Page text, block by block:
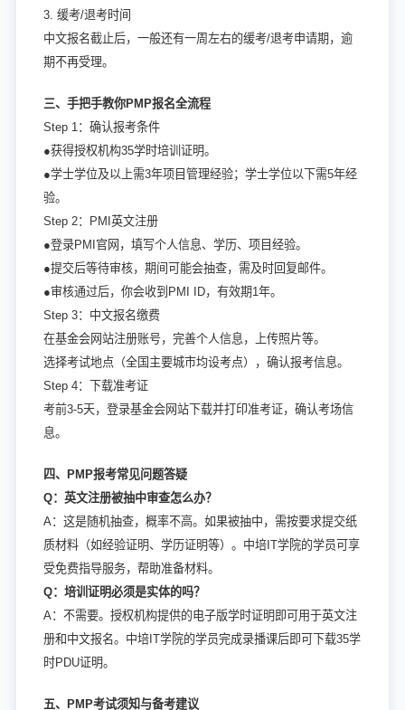
3. 缓考/退考时间
中文报名截止后，一般还有一周左右的缓考/退考申请期，逾
期不再受理。
三、手把手教你PMP报名全流程
Step 1：确认报考条件
●获得授权机构35学时培训证明。
●学士学位及以上需3年项目管理经验；学士学位以下需5年经
验。
Step 2：PMI英文注册
●登录PMI官网，填写个人信息、学历、项目经验。
●提交后等待审核，期间可能会抽查，需及时回复邮件。
●审核通过后，你会收到PMI ID，有效期1年。
Step 3：中文报名缴费
在基金会网站注册账号，完善个人信息，上传照片等。
选择考试地点（全国主要城市均设考点），确认报考信息。
Step 4：下载准考证
考前3-5天，登录基金会网站下载并打印准考证，确认考场信
息。
四、PMP报考常见问题答疑
Q：英文注册被抽中审查怎么办？
A：这是随机抽查，概率不高。如果被抽中，需按要求提交纸
质材料（如经验证明、学历证明等）。中培IT学院的学员可享
受免费指导服务，帮助准备材料。
Q：培训证明必须是实体的吗？
A：不需要。授权机构提供的电子版学时证明即可用于英文注
册和中文报名。中培IT学院的学员完成录播课后即可下载35学
时PDU证明。
五、PMP考试须知与备考建议